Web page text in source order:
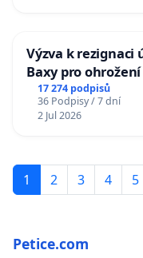
Výzva k rezignaci
Baxy pro
17 274 podpisů
36 Podpisy / 7 dní
2 Jul 2026
1 2 3 4 5
Petice.com